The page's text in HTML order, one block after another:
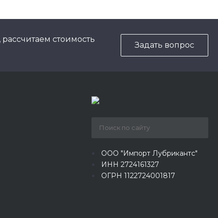
стоимость
Задать вопрос
ООО "Импорт Лубрикантс"
ИНН 2724161327
ОГРН 1122724001817